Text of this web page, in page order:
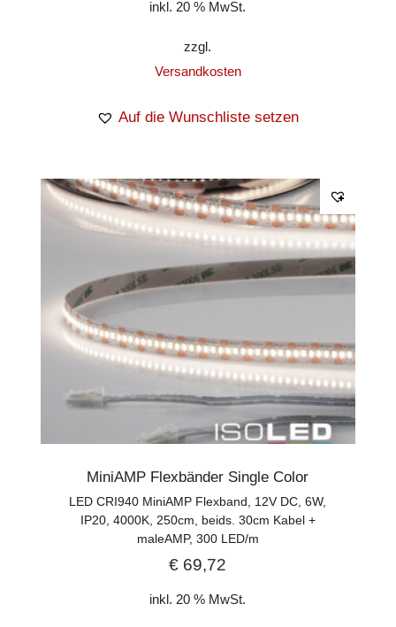
inkl. 20 % MwSt.
zzgl.
Versandkosten
Auf die Wunschliste setzen
MiniAMP Flexbänder Single Color
LED CRI940 MiniAMP Flexband, 12V DC, 6W,
IP20, 4000K, 250cm, beids. 30cm Kabel +
maleAMP, 300 LED/m
€ 69,72
inkl. 20 % MwSt.